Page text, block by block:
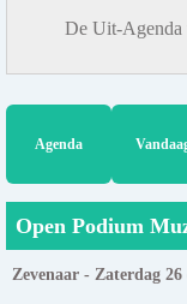
De Uit-Agenda
Agenda
Open Podium
Zevenaar - Zaterdag